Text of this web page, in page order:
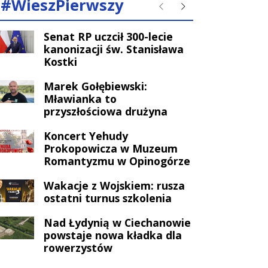
#WieszPierwszy PoprzednieNastępne
Senat RP uczcił 300-lecie
kanonizacji św. Stanisława
Kostki
Marek Gołębiewski:
Mławianka to
przyszłościowa drużyna
Koncert Yehudy
Prokopowicza w Muzeum
Romantyzmu w Opinogórze
Wakacje z Wojskiem: rusza
ostatni turnus szkolenia
Nad Łydynią w Ciechanowie
powstaje nowa kładka dla
rowerzystów